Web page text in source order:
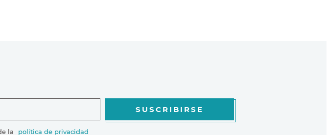
la política de privacidad
SUSCRIBIRSE